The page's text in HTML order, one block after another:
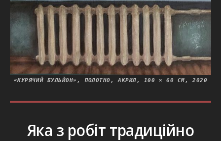
«КУРЯЧИЙ БУЛЬЙОН», ПОЛОТНО, АКРИЛ, 100 × 60 СМ, 2020
Яка з робіт традиційно